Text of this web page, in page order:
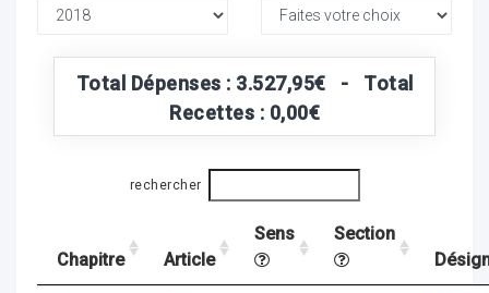
Total Dépenses : 3.527,95€ - Total
Recettes : 0,00€
rechercher
Chapitre Article
Sens
Section